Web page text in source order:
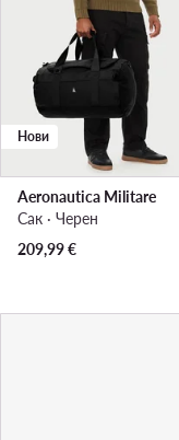
Нови
Aeronautica Militare
Сак · Черен
209,99€